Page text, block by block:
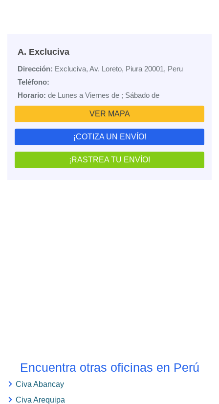
A. Excluciva
Dirección: Excluciva, Av. Loreto, Piura 20001, Peru
Teléfono:
Horario: de Lunes a Viernes de ; Sábado de
VER MAPA
¡COTIZA UN ENVÍO!
¡RASTREA TU ENVÍO!
Encuentra otras oficinas en Perú
Civa Abancay
Civa Arequipa